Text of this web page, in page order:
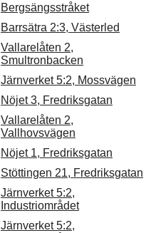
Bergsängsstråket
Barrsätra 2:3, Västerled
Vallarelåten 2,
Smultronbacken
Järnverket 5:2, Mossvägen
Nöjet 3, Fredriksgatan
Vallarelåten 2,
Vallhovsvägen
Nöjet 1, Fredriksgatan
Stöttingen 21, Fredriksgatan
Järnverket 5:2,
Industriområdet
Järnverket 5:2,